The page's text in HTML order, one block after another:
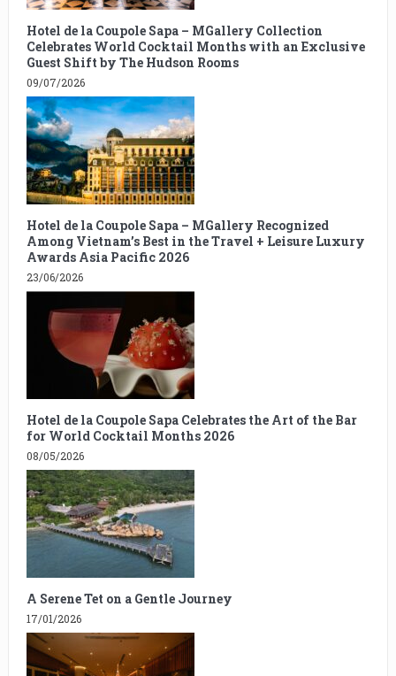
Hotel de la Coupole Sapa – MGallery Collection
Celebrates World Cocktail Months with an Exclusive
Guest Shift by The Hudson Rooms
09/07/2026
Hotel de la Coupole Sapa – MGallery Recognized
Among Vietnam’s Best in the Travel + Leisure Luxury
Awards Asia Pacific 2026
23/06/2026
Hotel de la Coupole Sapa Celebrates the Art of the Bar
for World Cocktail Months 2026
08/05/2026
A Serene Tet on a Gentle Journey
17/01/2026